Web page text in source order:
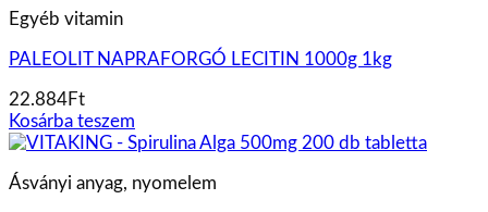
Egyéb vitamin
PALEOLIT NAPRAFORGÓ LECITIN 1000g 1kg
22.884Ft
Kosárba teszem
Ásványi anyag, nyomelem